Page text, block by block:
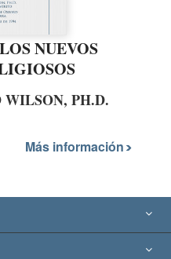
NUEVOS
WILSON, PH.D.
Más información